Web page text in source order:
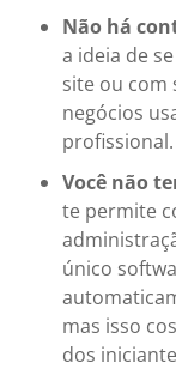
Não há
a ideia de
site ou com
negócios
Você não
te permite
único
mas isso
dos